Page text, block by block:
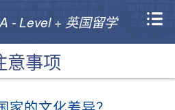
- Level + 英国留学
意事项